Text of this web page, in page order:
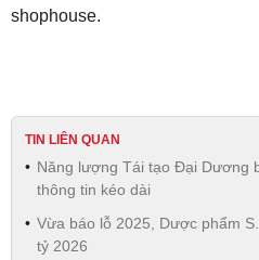
shophouse.
TIN LIÊN QUAN
Năng lượng Tái tạo Đại Dương
thông tin kéo dài
Vừa báo lỗ 2025, Dược phẩm
tỷ 2026